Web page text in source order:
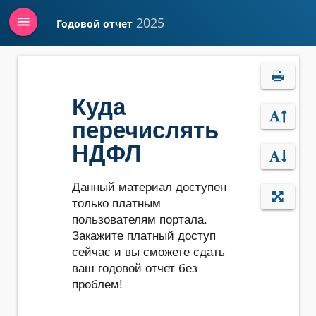
Войти Годовой отчет 2025
menu
Куда
перечислять
НДФЛ
Данный материал доступен
только платным
пользователям портала.
Закажите платный доступ
сейчас и вы сможете сдать
ваш годовой отчет без
проблем!